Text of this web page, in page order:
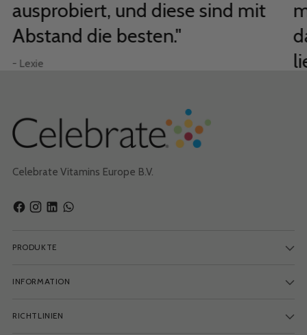
ausprobiert, und diese sind mit
Abstand die besten."
- Lexie
Celebrate Vitamins Europe B.V.
PRODUKTE
INFORMATION
RICHTLINIEN